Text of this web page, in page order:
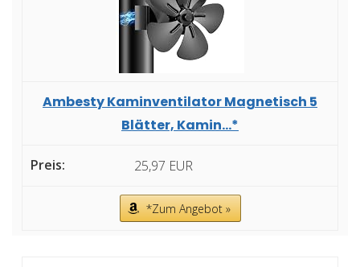
Ambesty Kaminventilator Magnetisch 5
Blätter, Kamin...*
25,97 EUR
*Zum Angebot »